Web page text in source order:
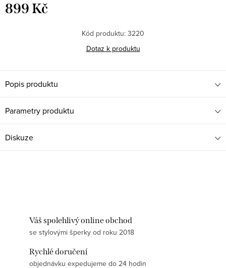
899 Kč
Kód produktu: 3220
Dotaz k produktu
Popis produktu
Parametry produktu
Diskuze
Váš spolehlivý online obchod
se stylovými šperky od roku 2018
Rychlé doručení
objednávku expedujeme do 24 hodin